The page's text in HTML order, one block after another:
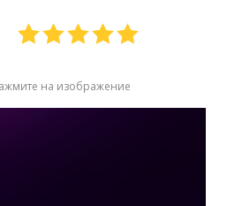
на изображение